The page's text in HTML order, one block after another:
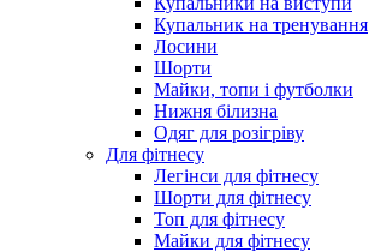
Купальник на тренування
Лосини
Шорти
Майки, топи і футболки
Нижня білизна
Одяг для розігріву
Для фітнесу
Легінси для фітнесу
Шорти для фітнесу
Топ для фітнесу
Майки для фітнесу